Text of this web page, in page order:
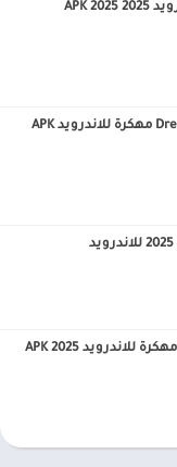
تنزيل لعبه Ludo King™ مهكرة للاندرويد APK 2025 2025
تنزيل لعبه Dream League Soccer 2024 مهكرة للاندرويد APK
تنزيل لعبه Candy Crush Soda Saga مهكرة للاندرويد APK 2025